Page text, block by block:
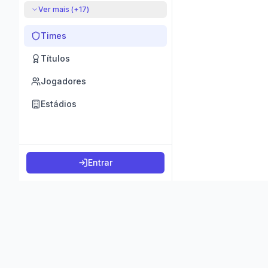
Ver mais (+17)
Times
Títulos
Jogadores
Estádios
Entrar